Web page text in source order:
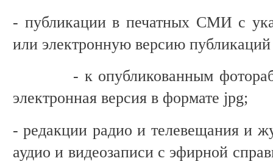
- публикации в печатных СМИ с
или электронную версию
- к опубликованным
электронная версия в формате jpg;
- редакции радио и телевещания и
аудио и видеозаписи с эфирной